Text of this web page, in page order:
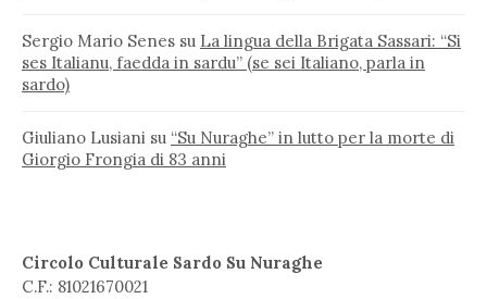
Sergio Mario Senes su La lingua della Brigata Sassari: “Si
ses Italianu, faedda in sardu” (se sei Italiano, parla in
sardo)
Giuliano Lusiani su “Su Nuraghe” in lutto per la morte di
Giorgio Frongia di 83 anni
Circolo Culturale Sardo Su Nuraghe
C.F.: 81021670021